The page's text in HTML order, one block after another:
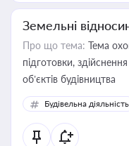
Земельні
Про що тема: Тема
підготовки,
об’єктів будівництва
Будівельна діяльність